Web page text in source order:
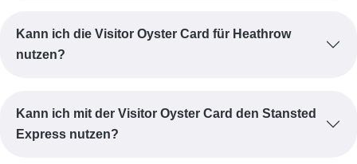
Kann ich die Visitor Oyster Card für Heathrow
nutzen?
Kann ich mit der Visitor Oyster Card den Stansted
Express nutzen?